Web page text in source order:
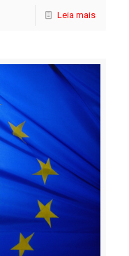
Leia mais